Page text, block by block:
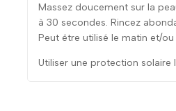
Massez doucement sur la
à 30 secondes. Rincez
Peut être utilisé le matin et/ou
Utiliser une protection solaire